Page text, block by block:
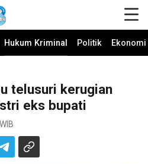
Hukum Kriminal Politik
telusuri kerugian
eks bupati